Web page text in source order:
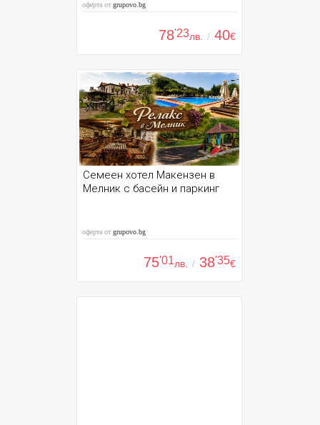
оферта отgrupovo.bg
78'23лв. / 40€
Семеен хотел Макензен в
Мелник с басейн и паркинг
оферта отgrupovo.bg
75'01лв. / 38'35€